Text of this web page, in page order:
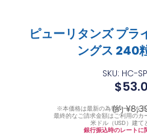
ピューリタンズ プラ
ングス 240
SKU: HC-
$
(約
※本価格は最新の為替レートを元
最終的なご請求金額はご利用のカ
米ドル（USD）建て
銀行振込時のレートに